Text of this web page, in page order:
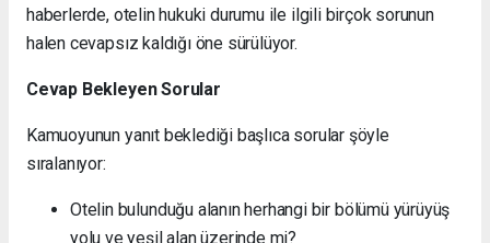
haberlerde, otelin hukuki durumu ile ilgili birçok sorunun
halen cevapsız kaldığı öne sürülüyor.
Cevap Bekleyen Sorular
Kamuoyunun yanıt beklediği başlıca sorular şöyle
sıralanıyor:
Otelin bulunduğu alanın herhangi bir bölümü yürüyüş
yolu ve yeşil alan üzerinde mi?